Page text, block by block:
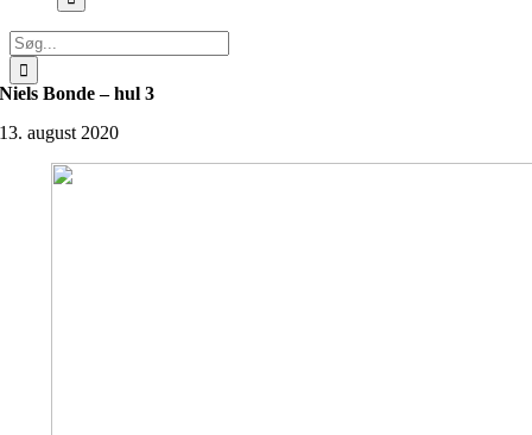
Søg
efter:
Niels Bonde – hul 3
13. august 2020